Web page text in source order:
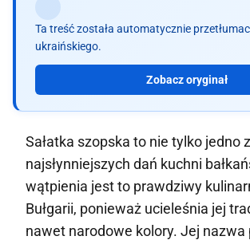
Ta treść została automatycznie
ukraińskiego.
Zobacz oryginał
Sałatka szopska to nie tylko jedno z
najsłynniejszych dań kuchni
wątpienia jest to prawdziwy
Bułgarii, ponieważ ucieleśnia jej
nawet narodowe kolory. Jej nazwa